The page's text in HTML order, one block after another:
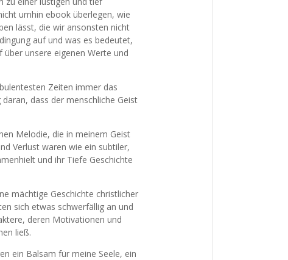
umhin ebook überlegen, wie
lässt, die wir ansonsten nicht
auf und was es bedeutet,
unsere eigenen Werte und
Zeiten immer das
dass der menschliche Geist
Melodie, die in meinem Geist
Verlust waren wie ein subtiler,
und ihr Tiefe Geschichte
mächtige Geschichte christlicher
sich etwas schwerfällig an und
deren Motivationen und
ließ.
ein Balsam für meine Seele, ein